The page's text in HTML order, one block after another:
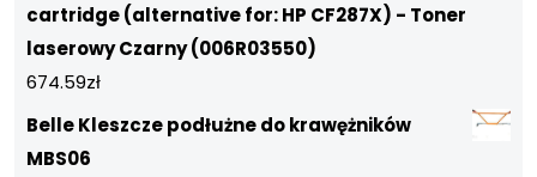
cartridge (alternative for: HP CF287X) - Toner
laserowy Czarny (006R03550)
674.59zł
Belle Kleszcze podłużne do krawężników
MBS06